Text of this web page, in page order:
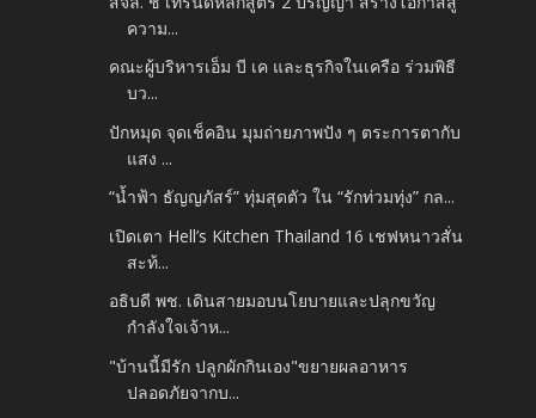
ความ...
คณะผู้บริหารเอ็ม บี เค และธุรกิจในเครือ ร่วมพิธี
บว...
ปักหมุด จุดเช็คอิน มุมถ่ายภาพปัง ๆ ตระการตากับ
แสง ...
“น้ำฟ้า ธัญญภัสร์” ทุ่มสุดตัว ใน “รักท่วมทุ่ง” กล...
เปิดเตา Hell’s Kitchen Thailand 16 เชฟหนาวสั่น
สะท้...
อธิบดี พช. เดินสายมอบนโยบายและปลุกขวัญ
กำลังใจเจ้าห...
"บ้านนี้มีรัก ปลูกผักกินเอง"ขยายผลอาหาร
ปลอดภัยจากบ...